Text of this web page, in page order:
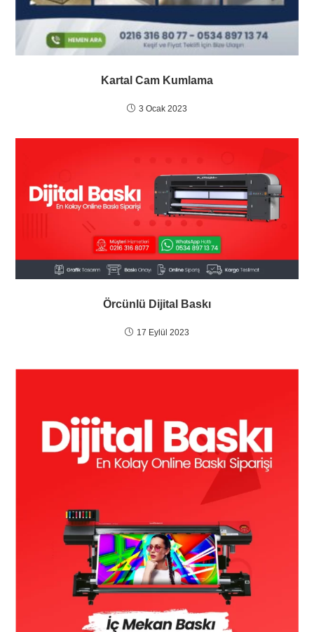
Kartal Cam Kumlama
3 Ocak 2023
Örcünlü Dijital Baskı
17 Eylül 2023